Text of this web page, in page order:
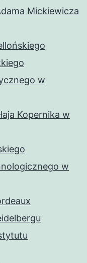
Mickiewicza
w
Kopernika w
w